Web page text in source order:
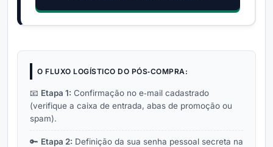
O FLUXO LOGÍSTICO DO PÓS‑COMPRA:
📧 Etapa 1: Confirmação no e‑mail cadastrado
(verifique a caixa de entrada, abas de promoção ou
spam).
🔑 Etapa 2: Definição da sua senha pessoal secreta na